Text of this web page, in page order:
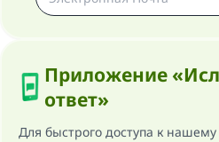
Приложение
ответ»
Для быстрого доступа к